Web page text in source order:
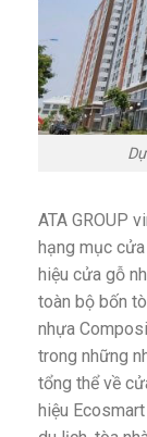
ATA GROUP
hạng mục
hiệu cửa gỗ
toàn bộ bốn
nhựa
trong những
tổng thể về
hiệu